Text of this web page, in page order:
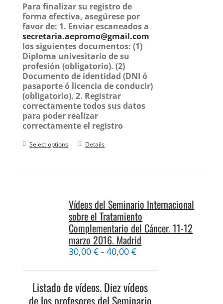
Para finalizar su registro de
forma efectiva, asegúrese por
favor de: 1. Enviar escaneados a
secretaria.aepromo@gmail.com
los siguientes documentos:(1)
Diploma univesitario de su
profesión (obligatorio).(2)
Documento de identidad (DNI ó
pasaporte ó licencia de conducir)
(obligatorio). 2. Registrar
correctamente todos sus datos
para poder realizar
correctamente el registro
Select options Details
Vídeos del Seminario Internacional
sobre el Tratamiento
Complementario del Cáncer. 11-12
marzo 2016. Madrid
30,00€–40,00€
Listado de vídeos. Diez vídeos
de los profesores del Seminario